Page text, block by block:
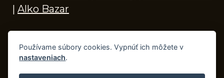
| Alko Bazar
© 2026 Kľučky na dvere, madlá, kovania,
Používame súbory cookies. Vypnúť ich môžete v
nastaveniach.